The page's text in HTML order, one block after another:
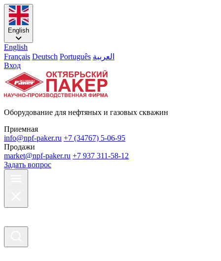
English
English
Français Deutsch Português العربية
Вход
Оборудование для нефтяных и газовых скважин
Приемная
info@npf-paker.ru +7 (34767) 5-06-95
Продажи
market@npf-paker.ru +7 937 311-58-12
Задать вопрос